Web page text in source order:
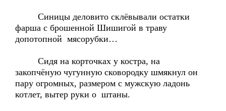
Синицы деловито склёвывали остатки
фарша с брошенной Шишигой в траву
допотопной мясорубки…
Сидя на корточках у костра, на
закопчёную чугунную сковородку шмякнул он
пару огромных, размером с мужскую ладонь
котлет, вытер руки о штаны.